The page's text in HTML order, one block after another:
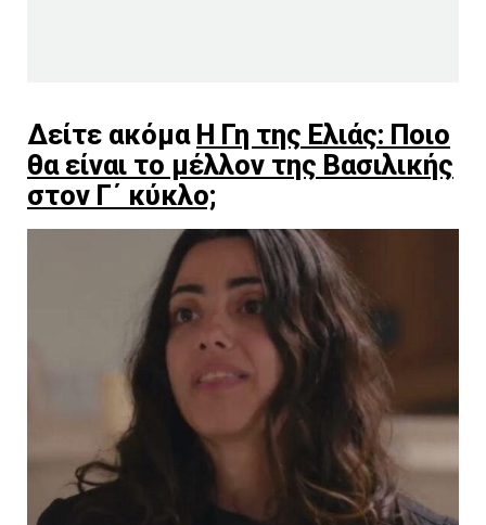
Δείτε ακόμα Η Γη της Ελιάς: Ποιο
θα είναι το μέλλον της Βασιλικής
στον Γ΄ κύκλο;